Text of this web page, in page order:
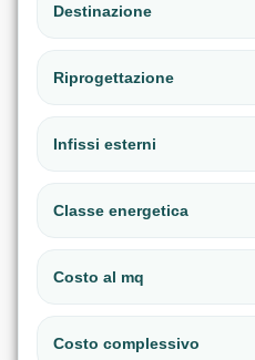
Destinazione
Riprogettazione
Infissi esterni
Classe energetica
Costo al mq
Costo complessivo